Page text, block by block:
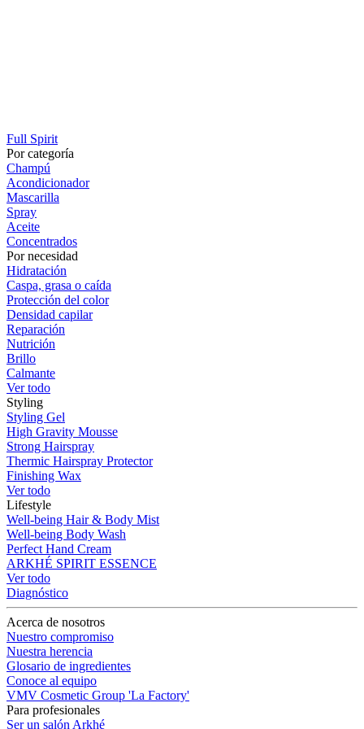
Full Spirit
Por categoría
Champú
Acondicionador
Mascarilla
Spray
Aceite
Concentrados
Por necesidad
Hidratación
Caspa, grasa o caída
Protección del color
Densidad capilar
Reparación
Nutrición
Brillo
Calmante
Ver todo
Styling
Styling Gel
High Gravity Mousse
Strong Hairspray
Thermic Hairspray Protector
Finishing Wax
Ver todo
Lifestyle
Well-being Hair & Body Mist
Well-being Body Wash
Perfect Hand Cream
ARKHÉ SPIRIT ESSENCE
Ver todo
Diagnóstico
Acerca de nosotros
Nuestro compromiso
Nuestra herencia
Glosario de ingredientes
Conoce al equipo
VMV Cosmetic Group 'La Factory'
Para profesionales
Ser un salón Arkhé